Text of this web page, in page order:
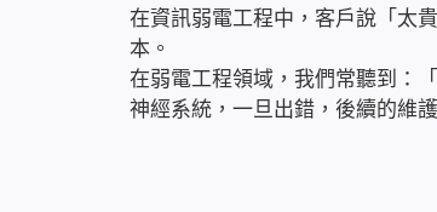
在資訊弱電工程中，客戶說「太
本。
在弱電工程領域，我們常聽到：
神經系統，一旦出錯，後續的維